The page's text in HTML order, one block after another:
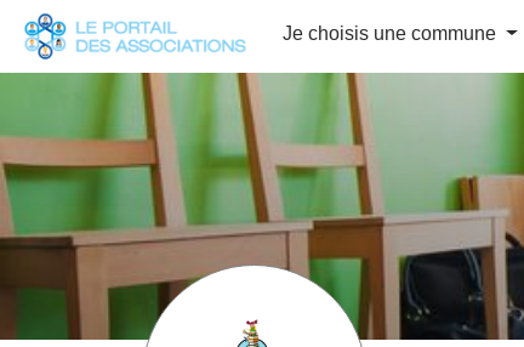
Je choisis une commune
Panneau de gestion des cookies